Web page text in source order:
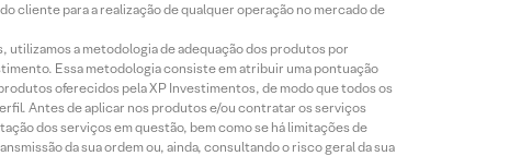
cliente para a realização de qualquer operação no mercado de
a metodologia de adequação dos produtos por
Essa metodologia consiste em atribuir uma pontuação
oferecidos pela XP Investimentos, de modo que todos os
Antes de aplicar nos produtos e/ou contratar os serviços
dos serviços em questão, bem como se há limitações de
da sua ordem ou, ainda, consultando o risco geral da sua